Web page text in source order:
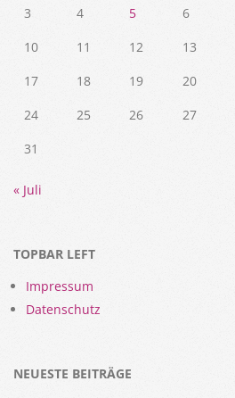
3
4 5 6
10
11 12 13
17
18 19 20
24
25 26 27
31
« Juli
TOPBAR LEFT
Impressum
Datenschutz
NEUESTE BEITRÄGE